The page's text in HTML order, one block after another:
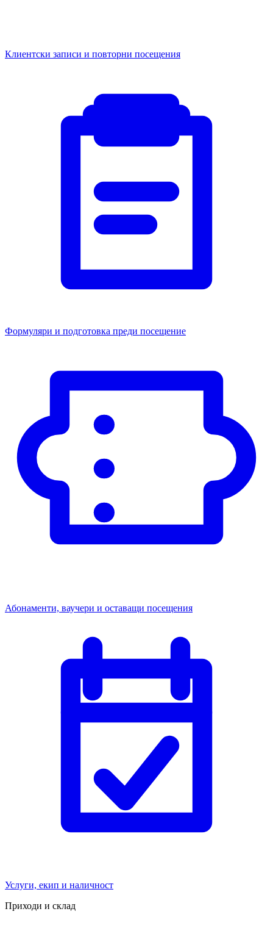
Клиентски записи и повторни посещения
Формуляри и подготовка преди посещение
Абонаменти, ваучери и оставащи посещения
Услуги, екип и наличност
Приходи и склад